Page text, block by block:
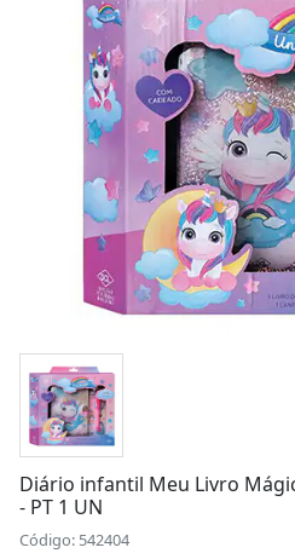
Diário infantil Meu Livro
- PT 1 UN
Código: 542404